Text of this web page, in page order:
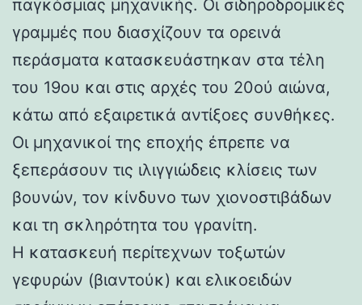
παγκόσμιας μηχανικής. Οι σιδηροδρομικές
γραμμές που διασχίζουν τα ορεινά
περάσματα κατασκευάστηκαν στα τέλη
του 19ου και στις αρχές του 20ού αιώνα,
κάτω από εξαιρετικά αντίξοες συνθήκες.
Οι μηχανικοί της εποχής έπρεπε να
ξεπεράσουν τις ιλιγγιώδεις κλίσεις των
βουνών, τον κίνδυνο των χιονοστιβάδων
και τη σκληρότητα του γρανίτη.
Η κατασκευή περίτεχνων τοξωτών
γεφυρών (βιαντούκ) και ελικοειδών